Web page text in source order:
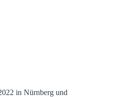
in Nürnberg und